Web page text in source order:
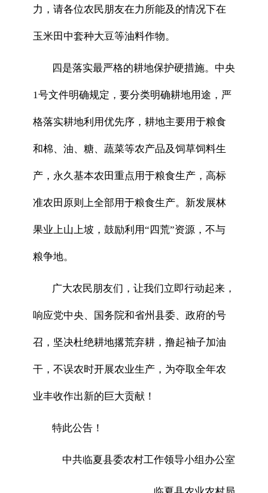
力，请各位农民朋友在力所能及的情况下在
玉米田中套种大豆等油料作物。
四是落实最严格的耕地保护硬措施。中央
1号文件明确规定，要分类明确耕地用途，严
格落实耕地利用优先序，耕地主要用于粮食
和棉、油、糖、蔬菜等农产品及饲草饲料生
产，永久基本农田重点用于粮食生产，高标
准农田原则上全部用于粮食生产。新发展林
果业上山上坡，鼓励利用“四荒”资源，不与
粮争地。
广大农民朋友们，让我们立即行动起来，
响应党中央、国务院和省州县委、政府的号
召，坚决杜绝耕地撂荒弃耕，撸起袖子加油
干，不误农时开展农业生产，为夺取全年农
业丰收作出新的巨大贡献！
特此公告！
中共临夏县委农村工作领导小组办公室